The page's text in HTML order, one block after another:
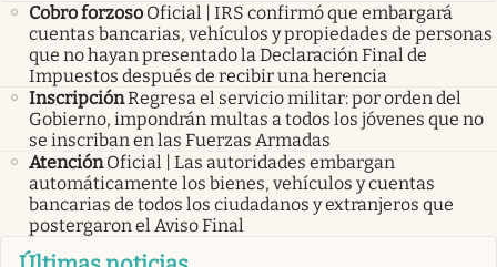
Cobro forzoso Oficial | IRS confirmó que embargará
cuentas bancarias, vehículos y propiedades de personas
que no hayan presentado la Declaración Final de
Impuestos después de recibir una herencia
InscripciónRegresa el servicio militar: por orden del
Gobierno, impondrán multas a todos los jóvenes que no
se inscriban en las Fuerzas Armadas
Atención Oficial | Las autoridades embargan
automáticamente los bienes, vehículos y cuentas
bancarias de todos los ciudadanos y extranjeros que
postergaron el Aviso Final